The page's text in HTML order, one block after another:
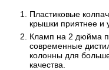
Пластиковые
крышки приятнее и
Кламп на 2 дюйма
современные
колонны для
качества.